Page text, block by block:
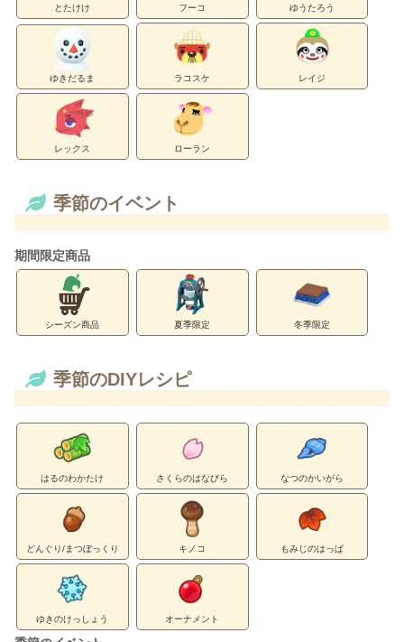
とたけけ フーコ ゆうたろう
ゆきだるま ラコスケ レイジ
レックス ローラン
季節のイベント
期間限定商品
シーズン商品 夏季限定 冬季限定
季節のDIYレシピ
はるのわかたけ さくらのはなびら なつのかいがら
どんぐり/まつぼっくり キノコ もみじのはっぱ
ゆきのけっしょう オーナメント